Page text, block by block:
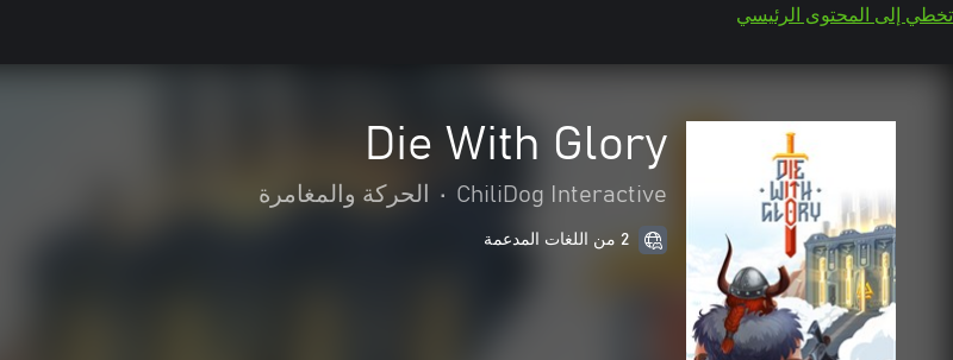
تخطي إلى المحتوى الرئيسي
Die With Glory
ChiliDog Interactive
• الحركة والمغامرة
2 من اللغات المدعمة